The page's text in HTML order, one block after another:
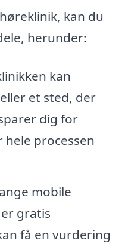
kan du
herunder:
kan
et sted, der
dig for
processen
mobile
gratis
få en vurdering